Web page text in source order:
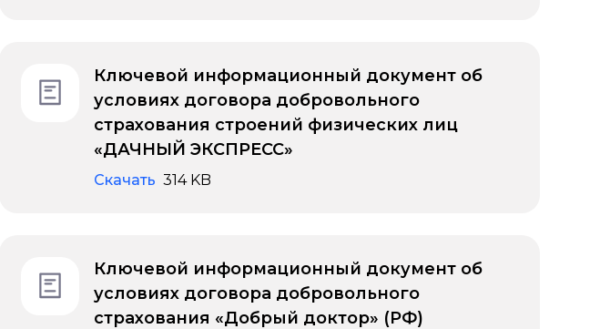
Ключевой информационный документ об
условиях договора добровольного
страхования строений физических лиц
«ДАЧНЫЙ ЭКСПРЕСС»
Скачать 314 KB
Ключевой информационный документ об
условиях договора добровольного
страхования «Добрый доктор» (РФ)